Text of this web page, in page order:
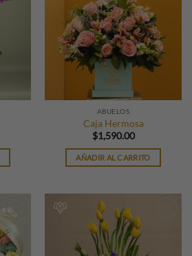
ABUELOS
Caja Hermosa
$1,590.00
AÑADIR AL CARRITO